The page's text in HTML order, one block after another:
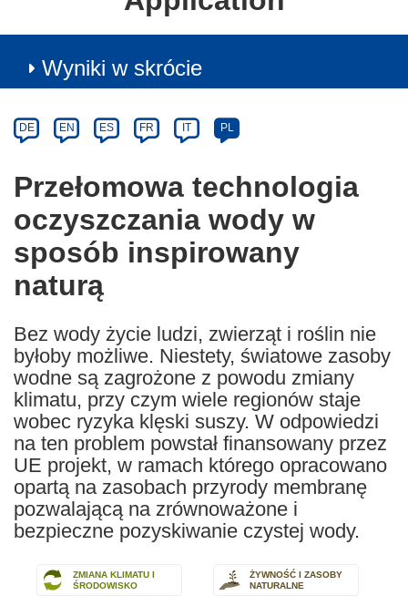
Wyniki w skrócie
Category
Article
available
the
following
languages:
DE EN ES FR IT PL
Przełomowa technologia
oczyszczania wody w
sposób inspirowany
naturą
Bez wody życie ludzi, zwierząt i roślin nie
byłoby możliwe. Niestety, światowe zasoby
wodne są zagrożone z powodu zmiany
klimatu, przy czym wiele regionów staje
wobec ryzyka klęski suszy. W odpowiedzi
na ten problem powstał finansowany przez
UE projekt, w ramach którego opracowano
opartą na zasobach przyrody membranę
pozwalającą na zrównoważone i
bezpieczne pozyskiwanie czystej wody.
ZMIANA KLIMATU I
ŚRODOWISKO
ŻYWNOŚĆ I ZASOBY
NATURALNE